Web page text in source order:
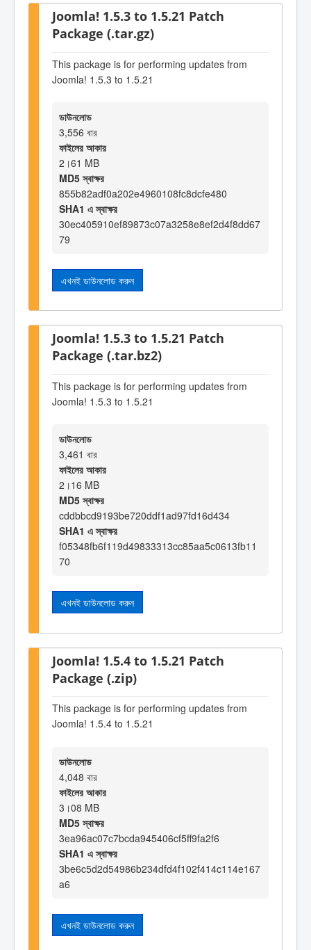
Joomla! 1.5.3 to 1.5.21 Patch
Package (.tar.gz)
This package is for performing updates from
Joomla! 1.5.3 to 1.5.21
ডাউনলোড
3,556 বার
ফাইলের আকার
2।61 MB
MD5 স্বাক্ষর
855b82adf0a202e4960108fc8dcfe480
SHA1 এ স্বাক্ষর
30ec405910ef89873c07a3258e8ef2d4f8dd67
79
এখনই ডাউনলোড করুন
Joomla! 1.5.3 to 1.5.21 Patch
Package (.tar.bz2)
This package is for performing updates from
Joomla! 1.5.3 to 1.5.21
ডাউনলোড
3,461 বার
ফাইলের আকার
2।16 MB
MD5 স্বাক্ষর
cddbbcd9193be720ddf1ad97fd16d434
SHA1 এ স্বাক্ষর
f05348fb6f119d49833313cc85aa5c0613fb11
70
এখনই ডাউনলোড করুন
Joomla! 1.5.4 to 1.5.21 Patch
Package (.zip)
This package is for performing updates from
Joomla! 1.5.4 to 1.5.21
ডাউনলোড
4,048 বার
ফাইলের আকার
3।08 MB
MD5 স্বাক্ষর
3ea96ac07c7bcda945406cf5ff9fa2f6
SHA1 এ স্বাক্ষর
3be6c5d2d54986b234dfd4f102f414c114e167
a6
এখনই ডাউনলোড করুন